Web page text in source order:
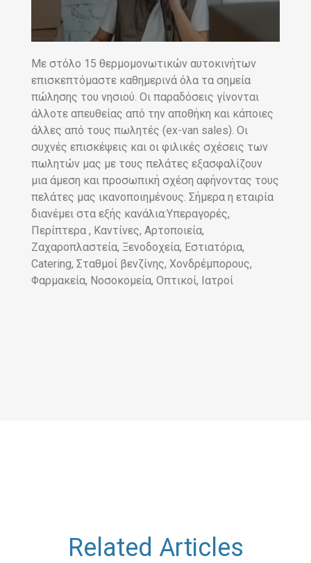
Με στόλο 15 θερμομονωτικών αυτοκινήτων
επισκεπτόμαστε καθημερινά όλα τα σημεία
πώλησης του νησιού. Οι παραδόσεις γίνονται
άλλοτε απευθείας από την αποθήκη και κάποιες
άλλες από τους πωλητές (ex-van sales). Οι
συχνές επισκέψεις και οι φιλικές σχέσεις των
πωλητών μας με τους πελάτες εξασφαλίζουν
μια άμεση και προσωπική σχέση αφήνοντας τους
πελάτες μας ικανοποιημένους. Σήμερα η εταιρία
διανέμει στα εξής κανάλια:Υπεραγορές,
Περίπτερα , Καντίνες, Αρτοποιεία,
Ζαχαροπλαστεία, Ξενοδοχεία, Εστιατόρια,
Catering, Σταθμοί βενζίνης, Χονδρέμπορους,
Φαρμακεία, Νοσοκομεία, Οπτικοί, Ιατροί
Related Articles